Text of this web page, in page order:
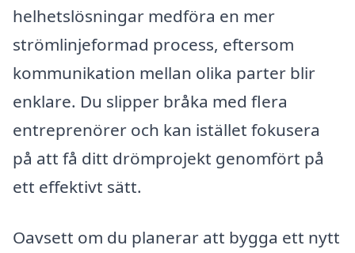
helhetslösningar medföra en mer
strömlinjeformad process, eftersom
kommunikation mellan olika parter blir
enklare. Du slipper bråka med flera
entreprenörer och kan istället fokusera
på att få ditt drömprojekt genomfört på
ett effektivt sätt.
Oavsett om du planerar att bygga ett nytt